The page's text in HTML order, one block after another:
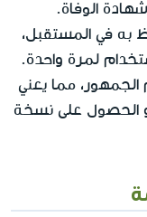
الوفاة.
به في المستقبل،
لمرة واحدة.
مما يعني
الحصول على نسخة